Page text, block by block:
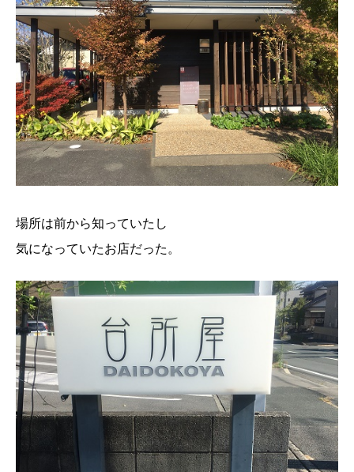
場所は前から知っていたし
気になっていたお店だった。